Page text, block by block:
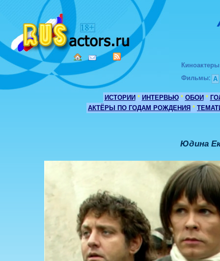
Киноактеры
Фильмы: А
ИСТОРИИ * ИНТЕРВЬЮ * ОБОИ *
АКТЁРЫ ПО ГОДАМ РОЖДЕНИЯ *
Юдина